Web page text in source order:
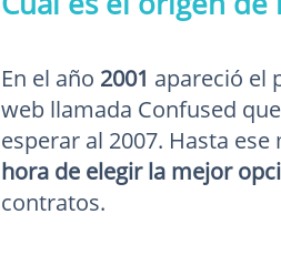
En el año 2001 apareció el
web llamada Confused
esperar al 2007. Hasta
hora de elegir la mejor
contratos.